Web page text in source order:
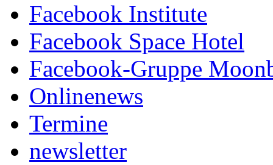
Facebook Institute
Facebook Space Hotel
Facebook-Gruppe
Onlinenews
Termine
newsletter